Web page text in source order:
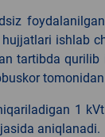
ishlab
tartibda
1
aniqlanadi.